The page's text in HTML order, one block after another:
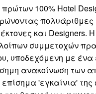
100% Hotel
και
συμμετοχών
υποδεχόμενη με ένα
ανακοίνωση των
'εγκαίνια'